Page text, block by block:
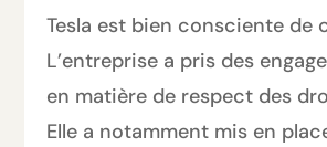
Tesla est bien consciente de
L’entreprise a pris des
en matière de respect des
Elle a notamment mis en